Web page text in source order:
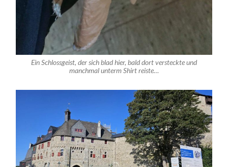
Ein Schlossgeist, der sich blad hier, bald dort versteckte und
manchmal unterm Shirt reiste…